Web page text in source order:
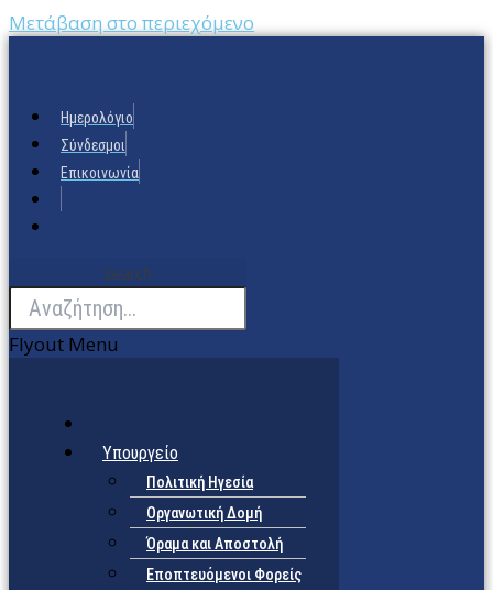
Μετάβαση στο περιεχόμενο
Ημερολόγιο
Σύνδεσμοι
Επικοινωνία
Search
Flyout Menu
Υπουργείο
Πολιτική Ηγεσία
Οργανωτική Δομή
Όραμα και Αποστολή
Εποπτευόμενοι Φορείς